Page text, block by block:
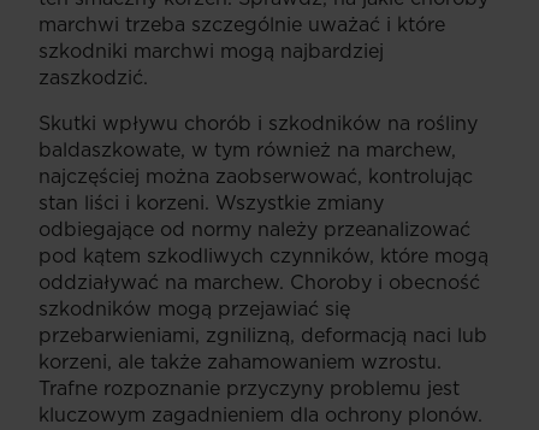
marchwi trzeba szczególnie uważać i które
szkodniki marchwi mogą najbardziej
zaszkodzić.
Skutki wpływu chorób i szkodników na rośliny
baldaszkowate, w tym również na marchew,
najczęściej można zaobserwować, kontrolując
stan liści i korzeni. Wszystkie zmiany
odbiegające od normy należy przeanalizować
pod kątem szkodliwych czynników, które mogą
oddziaływać na marchew. Choroby i obecność
szkodników mogą przejawiać się
przebarwieniami, zgnilizną, deformacją naci lub
korzeni, ale także zahamowaniem wzrostu.
Trafne rozpoznanie przyczyny problemu jest
kluczowym zagadnieniem dla ochrony plonów.